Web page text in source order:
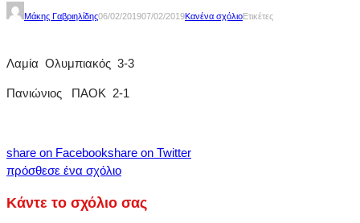
Μάκης Γαβριηλίδης06/02/201907/02/2019Κανένα σχόλιοΕτικέτες
Λαμία Ολυμπιακός 3-3
Πανιώνιος ΠΑΟΚ 2-1
share on Facebookshare on Twitter
πρόσθεσε ένα σχόλιο
Κάντε το σχόλιο σας